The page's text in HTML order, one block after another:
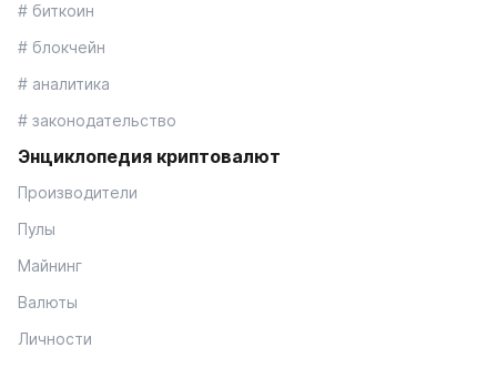
# биткоин
# блокчейн
# аналитика
# законодательство
Энциклопедия криптовалют
Производители
Пулы
Майнинг
Валюты
Личности